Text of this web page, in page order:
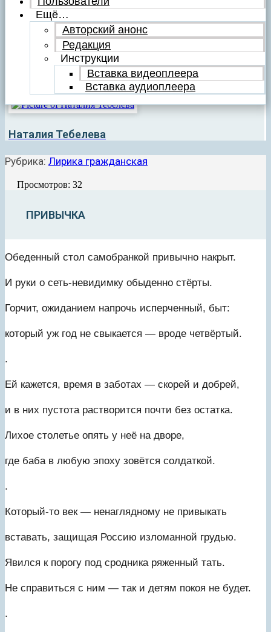
Ещё…
Авторский анонс
Редакция
Инструкции
Вставка видеоплеера
Вставка аудиоплеера
Наталия Тебелева
Рубрика: Лирика гражданская
Просмотров: 32
ПРИВЫЧКА
Обеденный стол самобранкой привычно накрыт.
И руки о сеть-невидимку обыденно стёрты.
Горчит, ожиданием напрочь исперченный, быт:
который уж год не свыкается — вроде четвёртый.
.
Ей кажется, время в заботах — скорей и добрей,
и в них пустота растворится почти без остатка.
Лихое столетье опять у неё на дворе,
где баба в любую эпоху зовётся солдаткой.
.
Который-то век — ненаглядному не привыкать
вставать, защищая Россию изломанной грудью.
Явился к порогу под сродника ряженный тать.
Не справиться с ним — так и детям покоя не будет.
.